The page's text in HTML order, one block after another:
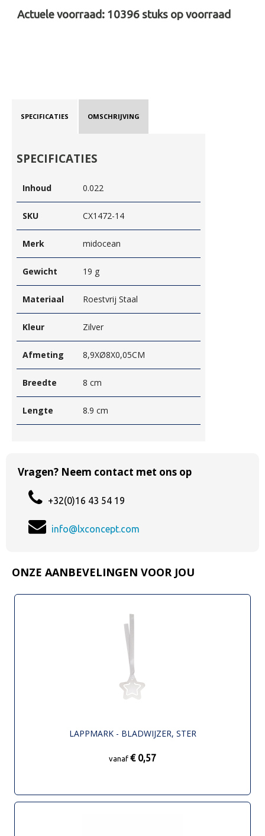
Actuele voorraad: 10396 stuks op voorraad
SPECIFICATIES OMSCHRIJVING
SPECIFICATIES
Inhoud 0.022
SKU CX1472-14
Merk midocean
Gewicht 19 g
Materiaal Roestvrij Staal
Kleur Zilver
Afmeting 8,9XØ8X0,05CM
Breedte 8 cm
Lengte 8.9 cm
Vragen? Neem contact met ons op
+32(0)16 43 54 19
info@lxconcept.com
ONZE AANBEVELINGEN VOOR JOU
LAPPMARK - BLADWIJZER, STER
vanaf € 0,57